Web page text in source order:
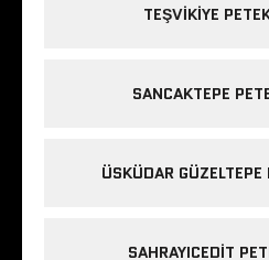
TEŞVIKIYE
SANCAKTEPE
ÜSKÜDAR
SAHRAYICEDIT